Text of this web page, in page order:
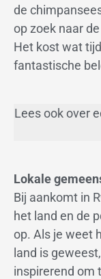
de
op zoek naar
Het kost wat
fantastische
Lees ook over
Lokale
Bij aankomt in
het land en de
op. Als je weet
land is
inspirerend om